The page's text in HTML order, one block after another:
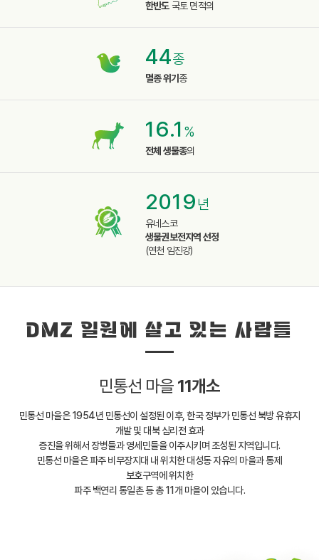
한반도국토 면적의
44종
멸종 위기 종
16.1 %
전체 생물종의
2019년
유네스코
생물권보전지역 선정
(연천 임진강)
DMZ 일원에 살고 있는 사람들
민통선 마을 11개소
민통선 마을은 1954년 민통선이 설정된 이후, 한국 정부가 민통선 북방 유휴지
개발 및 대북 심리전 효과
증진을 위해서 장병들과 영세민들을 이주시키며 조성된 지역입니다.
민통선 마을은 파주 비무장지대 내 위치한 대성동 자유의 마을과 통제
보호구역에 위치한
파주 백연리 통일촌 등 총 11개 마을이 있습니다.